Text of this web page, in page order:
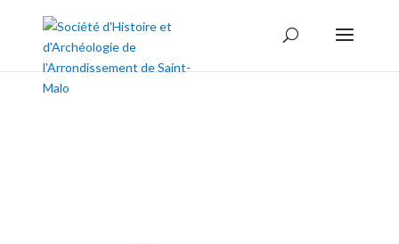
Template name: No sidebars */